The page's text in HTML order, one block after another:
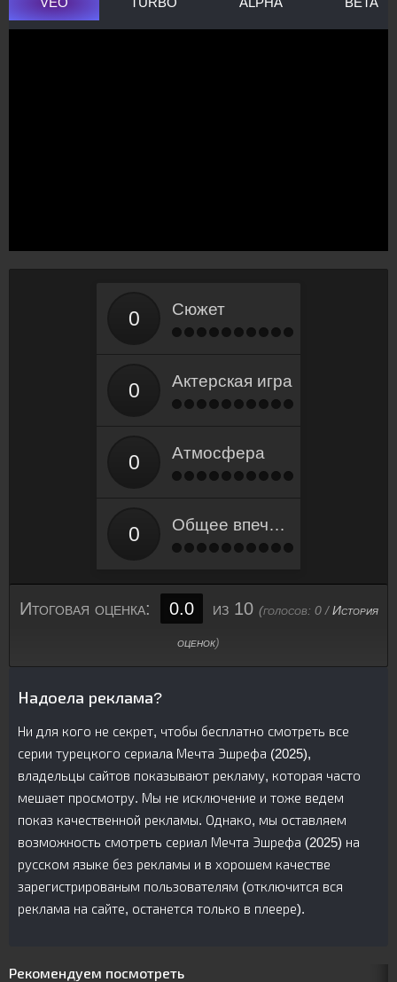
Сюжет
Актерская игра
Атмосфера
Общее впечатление
Итоговая оценка: 0.0 из 10 (голосов: 0/История
оценок)
Надоела реклама?
Ни для кого не секрет, чтобы бесплатно смотреть все
серии турецкого сериалa Мечта Эшрефа (2025),
владельцы сайтов показывают рекламу, которая часто
мешает просмотру. Мы не исключение и тоже ведем
показ качественной рекламы. Однако, мы оставляем
возможность смотреть сериал Мечта Эшрефа (2025) на
русском языке без рекламы и в хорошем качестве
зарегистрированым пользователям (отключится вся
реклама на сайте, останется только в плеере).
Рекомендуем посмотреть